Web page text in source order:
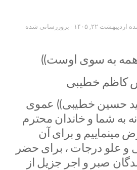
اردیبهشت ۲۲, ۱۴۰۵
· بروزرسانی شده
به سوی اوست))
کاظم خطیبی
حسین خطیبی)) عموی
به شما و خاندان محترم
و برای آن
و علو درجات ، برای حضر
صبر و اجر جزیل از